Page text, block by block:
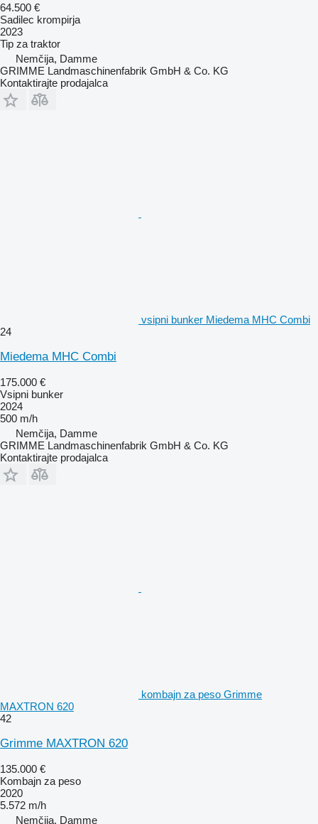
64.500 €
Sadilec krompirja
2023
Tip za traktor
Nemčija, Damme
GRIMME Landmaschinenfabrik GmbH & Co. KG
Kontaktirajte prodajalca
vsipni bunker Miedema MHC Combi
24
Miedema MHC Combi
175.000 €
Vsipni bunker
2024
500 m/h
Nemčija, Damme
GRIMME Landmaschinenfabrik GmbH & Co. KG
Kontaktirajte prodajalca
kombajn za peso Grimme
MAXTRON 620
42
Grimme MAXTRON 620
135.000 €
Kombajn za peso
2020
5.572 m/h
Nemčija, Damme